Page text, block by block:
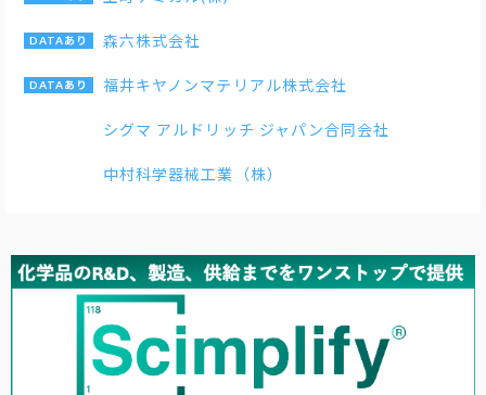
森六株式会社
福井キヤノンマテリアル株式会社
シグマ アルドリッチ ジャパン合同会社
中村科学器械工業（株）